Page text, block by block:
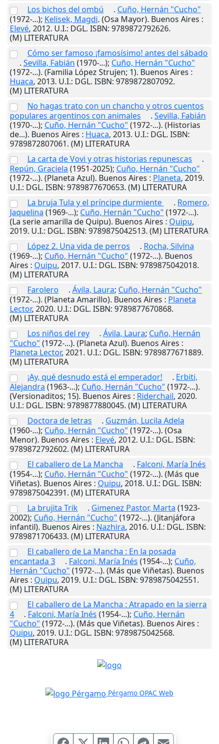
Los bichos del ombú
. Cuño, Hernán "Cucho"
(1972-...); Kelisek, Magdi. (Osa Mayor). Buenos Aires :
Elevé, 2012. U.I.: DGL. ISBN: 9789872792626.
(M) LITERATURA
Cómo ser famoso ¡famosísimo! antes del sábado
. Sevilla, Fabián (1970-...); Cuño, Hernán "Cucho"
(1972-...). (Familia López Strujen; 1). Buenos Aires :
Huaca, 2013. U.I.: DGL. ISBN: 9789872807092.
(M) LITERATURA
No hagas trato con un chancho y otros cuentos
populares argentinos con animales
. Sevilla, Fabián
(1970-...); Cuño, Hernán "Cucho" (1972-...). (Historias
de...). Buenos Aires : Huaca, 2013. U.I.: DGL. ISBN:
9789872807061. (M) LITERATURA
La carta de Vovi y otras historias repunescas
.
Repún, Graciela (1951-2025); Cuño, Hernán "Cucho"
(1972-...). (Planeta Azul). Buenos Aires : Planeta, 2019.
U.I.: DGL. ISBN: 9789877670653. (M) LITERATURA
La bruja Tula y el príncipe durmiente
. Romero,
Jaquelina (1969-...); Cuño, Hernán "Cucho" (1972-...).
(La serie amarilla de Quipu). Buenos Aires : Quipu,
2019. U.I.: DGL. ISBN: 9789875042513. (M) LITERATURA
López 2. Una vida de perros
. Rocha, Silvina
(1969-...); Cuño, Hernán "Cucho" (1972-...). Buenos
Aires : Quipu, 2017. U.I.: DGL. ISBN: 9789875042018.
(M) LITERATURA
Farolero
. Ávila, Laura; Cuño, Hernán "Cucho"
(1972-...). (Planeta Amarillo). Buenos Aires : Planeta
Lector, 2020. U.I.: DGL. ISBN: 9789877670868.
(M) LITERATURA
Los niños del rey
. Ávila, Laura; Cuño, Hernán
"Cucho" (1972-...). (Planeta Azul). Buenos Aires :
Planeta Lector, 2021. U.I.: DGL. ISBN: 9789877671889.
(M) LITERATURA
¡Ay, qué desnudo está el emperador!
. Erbiti,
Alejandra (1963-...); Cuño, Hernán "Cucho" (1972-...).
(Versionaditos; 15). Buenos Aires : Riderchail, 2020.
U.I.: DGL. ISBN: 9789877880045. (M) LITERATURA
Doctora de letras
. Guzmán, Lucila Adela
(1960-...); Cuño, Hernán "Cucho" (1972-...). (Osa
Menor). Buenos Aires : Elevé, 2012. U.I.: DGL. ISBN:
9789872792602. (M) LITERATURA
El caballero de La Mancha
. Falconi, María Inés
(1954-...); Cuño, Hernán "Cucho" (1972-...). (Más que
Viñetas). Buenos Aires : Quipu, 2018. U.I.: DGL. ISBN:
9789875042391. (M) LITERATURA
La brujita Trik
. Gimenez Pastor, Marta (1923-
2002); Cuño, Hernán "Cucho" (1972-...). (Jitanjáfora
infantil). Buenos Aires : Nazhira, 2016. U.I.: DGL. ISBN:
9789871706433. (M) LITERATURA
El caballero de La Mancha : En la posada
encantada 3
. Falconi, María Inés (1954-...); Cuño,
Hernán "Cucho" (1972-...). (Más que Viñetas). Buenos
Aires : Quipu, 2019. U.I.: DGL. ISBN: 9789875042551.
(M) LITERATURA
El caballero de La Mancha : Atrapado en la sierra
4
. Falconi, María Inés (1954-...); Cuño, Hernán
"Cucho" (1972-...). (Más que Viñetas). Buenos Aires :
Quipu, 2019. U.I.: DGL. ISBN: 9789875042568.
(M) LITERATURA
Pérgamo OPAC Web